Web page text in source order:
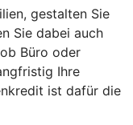
gestalten Sie
Sie dabei auch
Büro oder
Ihre
ist dafür die